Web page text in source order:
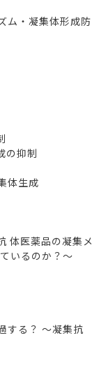
ム・凝集体形成防
の抑制
体生成
体医薬品の凝集メ
いるのか？～
する？ ～凝集抗